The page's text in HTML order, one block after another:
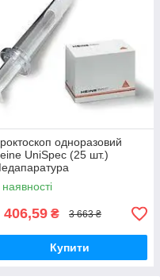
одноразовий
UniSpec (25 шт.)
406,59 ₴ 3 663 ₴
Купити